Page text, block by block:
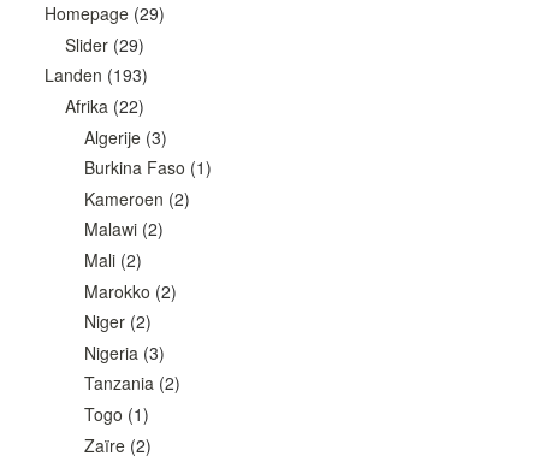
Homepage(29)
Slider(29)
Landen (193)
Afrika(22)
Algerije (3)
Burkina Faso (1)
Kameroen (2)
Malawi (2)
Mali (2)
Marokko (2)
Niger (2)
Nigeria (3)
Tanzania (2)
Togo (1)
Zaïre (2)